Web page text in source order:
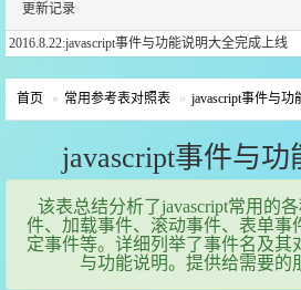
更新记录
2016.8.22:javascript事件与功能说明大全完成上线
首页 常用参考表对照表 javascript事件与功
javascript事件与
该表总结分析了javascript常用的
件、加载事件、滚动事件、表单事
定事件等。详细列举了事件名及其
与功能说明。提供给需要的